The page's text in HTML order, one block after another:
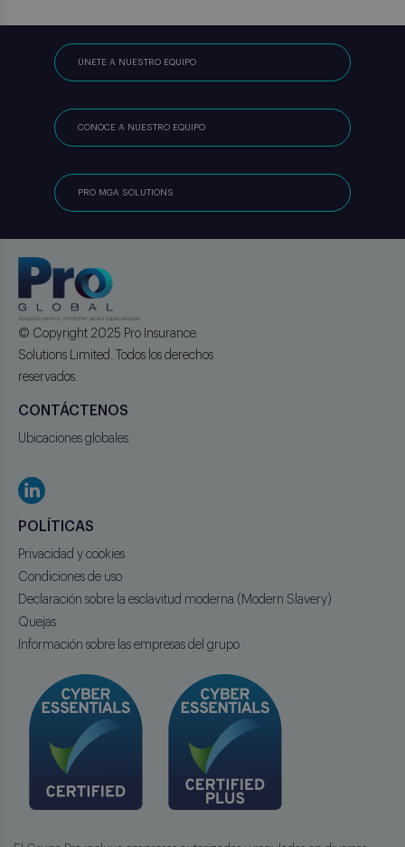
ÚNETE A NUESTRO EQUIPO
CONOCE A NUESTRO EQUIPO
PRO MGA SOLUTIONS
© Copyright 2025 Pro Insurance
Solutions Limited. Todos los derechos
reservados.
CONTÁCTENOS
Ubicaciones globales
POLÍTICAS
Privacidad y cookies
Condiciones de uso
Declaración sobre la esclavitud moderna (Modern Slavery)
Quejas
Información sobre las empresas del grupo